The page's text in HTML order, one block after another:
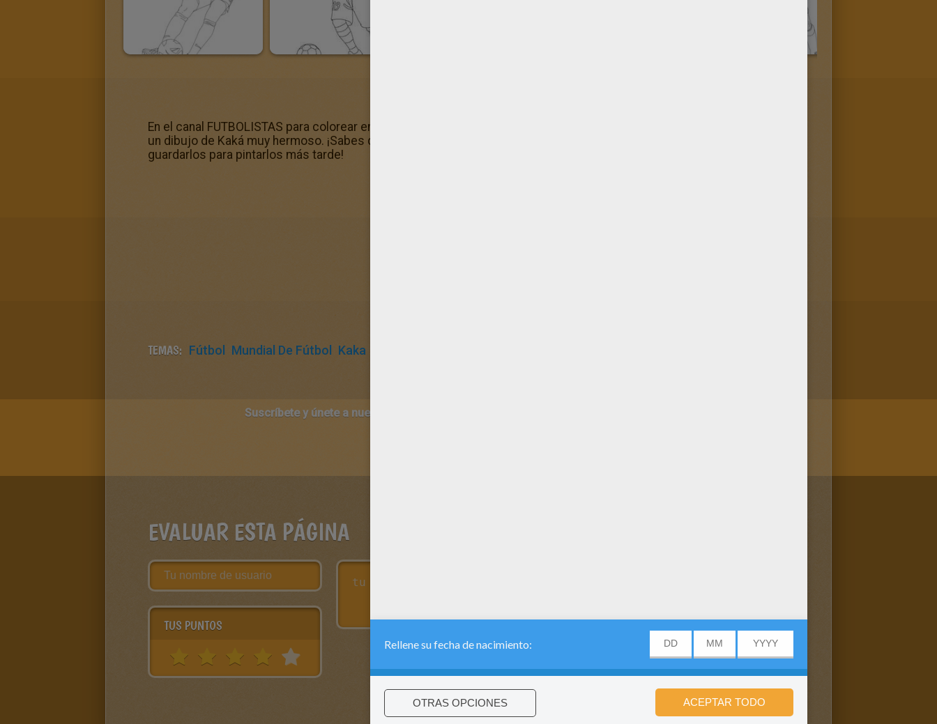
En el canal FUTBOLISTAS para colorear encontrarás un dibujo de Kaká gratis. ¡Tienes muy buen gusto! Has escogido
un dibujo de Kaká muy hermoso. ¡Sabes que si te gusta los FUTBOLISTAS para colorear, puedes colorearlos todos o
guardarlos para pintarlos más tarde!
TEMAS: Fútbol Mundial De Fútbol Kaka
Suscríbete y únete a nuestro canal de vídeos para niños en Youtube:
EVALUAR ESTA PÁGINA
TUS PUNTOS